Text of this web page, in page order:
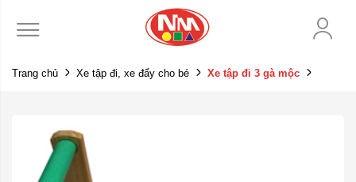
Trang chủ Xe tập đi, xe đẩy cho bé Xe tập đi 3 gà mộc